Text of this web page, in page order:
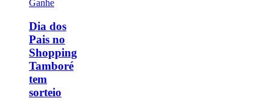
Dia dos
Pais no
Shopping
Tamboré
tem
sorteio